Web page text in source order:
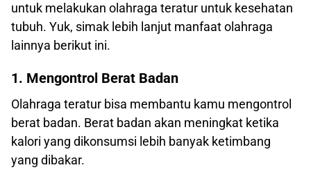
untuk melakukan olahraga teratur untuk kesehatan
tubuh. Yuk, simak lebih lanjut manfaat olahraga
lainnya berikut ini.
1. Mengontrol Berat Badan
Olahraga teratur bisa membantu kamu mengontrol
berat badan. Berat badan akan meningkat ketika
kalori yang dikonsumsi lebih banyak ketimbang
yang dibakar.